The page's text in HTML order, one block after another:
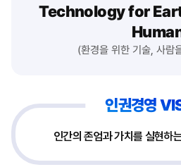
Technology for
(환경을 위한 기술, 사람
인권경영
인간의 존엄과 가치를 실현하